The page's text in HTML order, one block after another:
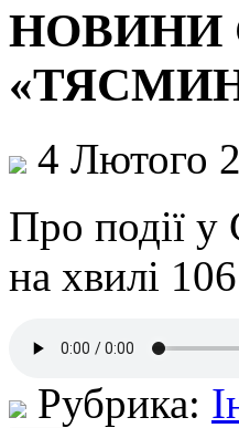
НОВИНИ
4 Лютого
Про події у
на хвилі
Рубрика: